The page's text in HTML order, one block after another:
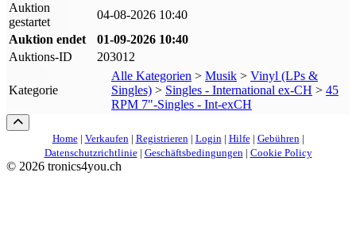
Auktion
gestartet
04-08-2026 10:40
Auktion endet
01-09-2026 10:40
Auktions-ID
203012
Kategorie
Alle Kategorien > Musik > Vinyl (LPs &
Singles) > Singles - International ex-CH > 45
RPM 7"-Singles - Int-exCH
Home| Verkaufen| Registrieren| Login| Hilfe| Gebühren|
Datenschutzrichtlinie| Geschäftsbedingungen| Cookie Policy
© 2026 tronics4you.ch